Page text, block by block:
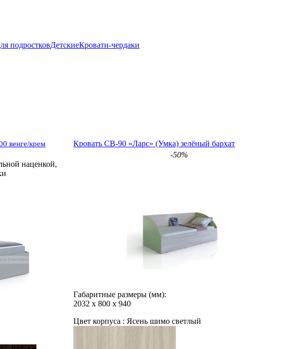
подростковДетскиеКровати-чердаки
венге/крем
наценкой,
Кровать СВ-90 «Ларс» (Умка) зелёный бархат
-50%
Габаритные размеры (мм):
2032 х 800 х 940
Цвет корпуса : Ясень шимо светлый